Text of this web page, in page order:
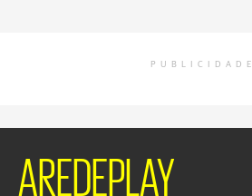
PUBLICIDADE
AREDEPLAY